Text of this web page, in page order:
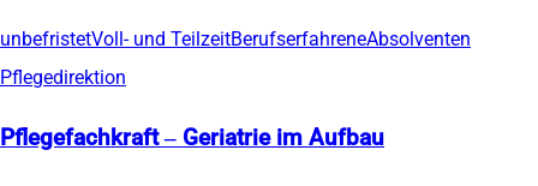
unbefristetVoll- und TeilzeitBerufserfahreneAbsolventen
Pflegedirektion
Pflegefachkraft – Geriatrie im Aufbau